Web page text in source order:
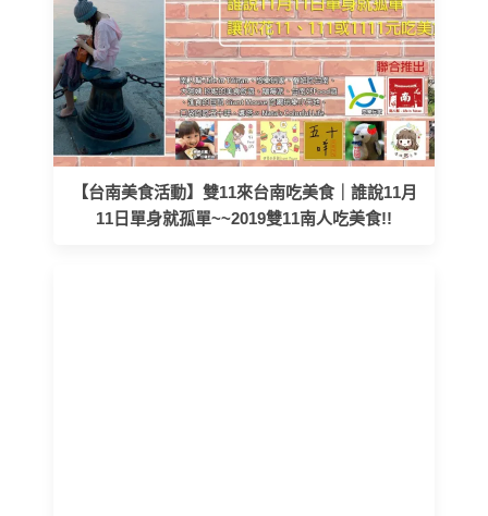
【台南美食活動】雙11來台南吃美食｜誰說11月
11日單身就孤單~~2019雙11南人吃美食!!